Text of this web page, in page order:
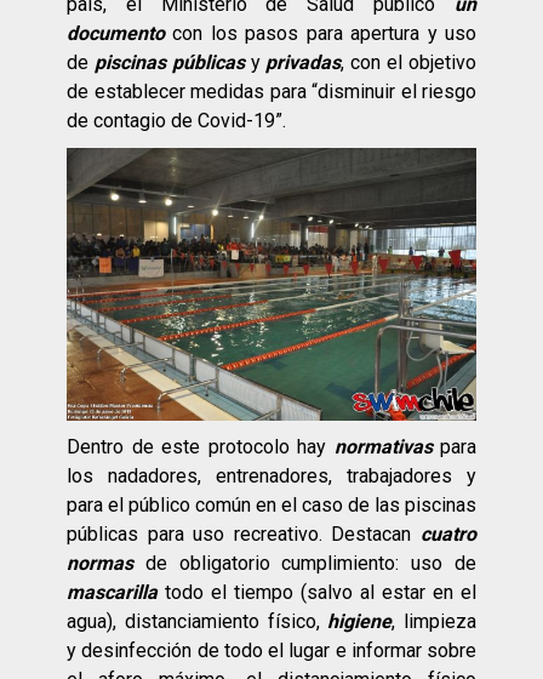
documentocon los pasos para apertura y uso
de piscinas públicasy privadas, con el objetivo
de establecer medidas para “disminuir el riesgo
de contagio de Covid-19”.
Dentro de este protocolo hay normativaspara
los nadadores, entrenadores, trabajadores y
para el público común en el caso de las piscinas
públicas para uso recreativo. Destacan cuatro
normasde obligatorio cumplimiento: uso de
mascarillatodo el tiempo (salvo al estar en el
agua), distanciamiento físico, higiene, limpieza
y desinfección de todo el lugar e informar sobre